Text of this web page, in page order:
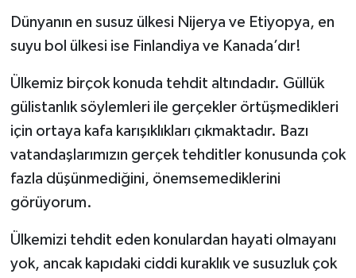
Dünyanın en susuz ülkesi Nijerya ve Etiyopya, en
suyu bol ülkesi ise Finlandiya ve Kanada’dır!
Ülkemiz birçok konuda tehdit altındadır. Güllük
gülistanlık söylemleri ile gerçekler örtüşmedikleri
için ortaya kafa karışıklıkları çıkmaktadır. Bazı
vatandaşlarımızın gerçek tehditler konusunda çok
fazla düşünmediğini, önemsemediklerini
görüyorum.
Ülkemizi tehdit eden konulardan hayati olmayanı
yok, ancak kapıdaki ciddi kuraklık ve susuzluk çok